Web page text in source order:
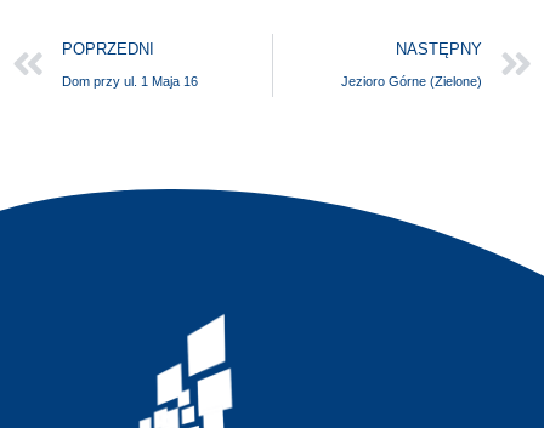
POPRZEDNI
Dom przy ul. 1 Maja 16
NASTĘPNY
Jezioro Górne (Zielone)